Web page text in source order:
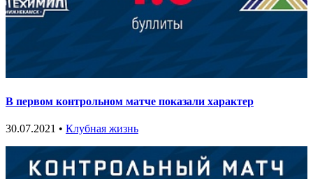
В первом контрольном матче показали характер
30.07.2021 • Клубная жизнь